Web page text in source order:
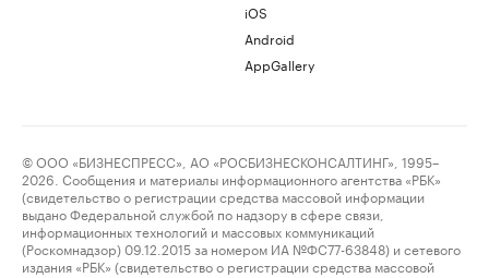
iOS
Android
AppGallery
© ООО «БИЗНЕСПРЕСС», АО «РОСБИЗНЕСКОНСАЛТИНГ», 1995–
2026. Сообщения и материалы информационного агентства «РБК»
(свидетельство о регистрации средства массовой информации
выдано Федеральной службой по надзору в сфере связи,
информационных технологий и массовых коммуникаций
(Роскомнадзор) 09.12.2015 за номером ИА №ФС77-63848) и сетевого
издания «РБК» (свидетельство о регистрации средства массовой